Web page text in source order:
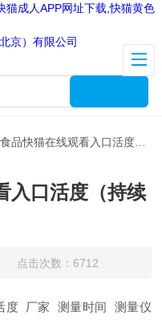
猫成人APP网址下载,快猫黄色
快猫在线观看入口活度（持续更新）
入口活度（持续
击次数：6712
度 厂家 测量时间 测量仪